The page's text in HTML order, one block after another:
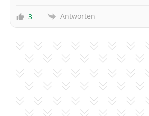
3 Antworten